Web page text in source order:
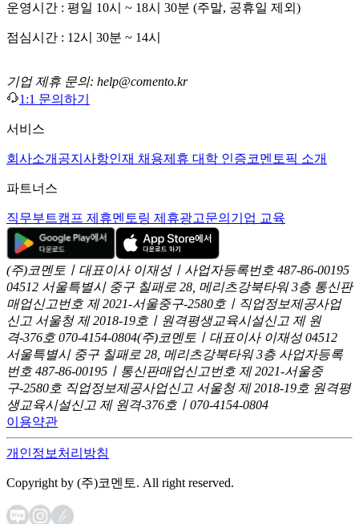
운영시간 : 평일 10시 ~ 18시 30분 (주말, 공휴일 제외)
점심시간 : 12시 30분 ~ 14시
기업 제휴 문의: help@comento.kr
1:1 문의하기
서비스
회사소개 공지사항인재 채용제휴 대학 인증코멘토픽 소개
파트너스
직무부트캠프 제휴멘토링 제휴광고문의 기업 교육
(주)코멘토ㅣ대표이사 이재성ㅣ사업자등록번호 487-86-00195
04512 서울특별시 중구 칠패로 28, 메리츠강북타워 3층 통신판
매업신고번호 제 2021-서울중구-2580호ㅣ직업정보제공사업
신고 서울청 제 2018-19호ㅣ원격평생교육시설신고 제 원
격-376호 070-4154-0804(주)코멘토ㅣ대표이사 이재성 04512
서울특별시 중구 칠패로 28, 메리츠강북타워 3층 사업자등록
번호 487-86-00195ㅣ통신판매업신고번호 제 2021-서울중
구-2580호 직업정보제공사업신고 서울청 제 2018-19호 원격평
생교육시설신고 제 원격-376호ㅣ070-4154-0804
이용약관
개인정보처리방침
Copyright by (주)코멘토. All right reserved.